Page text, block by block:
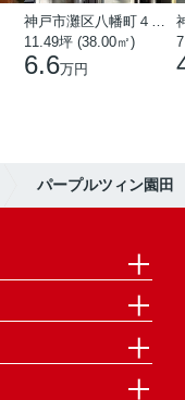
11.49坪 (38.00㎡)
6.6万円
パープルツィン園田